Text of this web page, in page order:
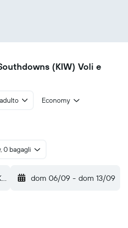
(KIW) Voli e
Economy
0 bagagli
Kitwe Southdowns (KIW) dom 06/09 - dom 13/09